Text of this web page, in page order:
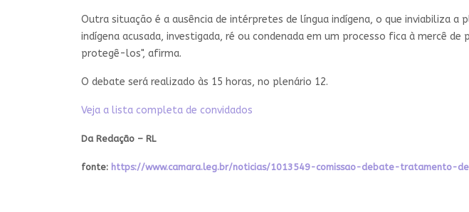
Outra situação é a ausência de intérpretes de língua indígena, o que inviabiliza
indígena acusada, investigada, ré ou condenada em um processo fica à mercê
protegê-los", afirma.
O debate será realizado às 15 horas, no plenário 12.
Veja a lista completa de convidados
Da Redação – RL
fonte: https://www.camara.leg.br/noticias/1013549-comissao-debate-tratamento-